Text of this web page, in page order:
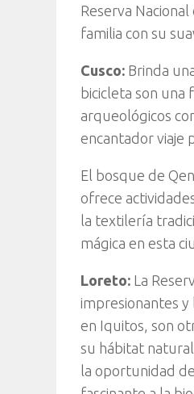
Reserva
familia con su
Cusco: Brinda
bicicleta son una
arqueológicos
encantador viaje
El bosque de
ofrece
la textilería
mágica en esta
Loreto: La
impresionantes y
en Iquitos, son
su hábitat
la oportunidad